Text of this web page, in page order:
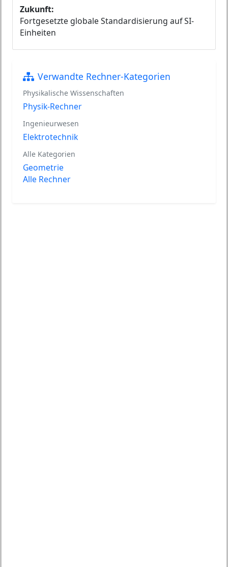
Zukunft:
Fortgesetzte globale Standardisierung auf SI-
Einheiten
Verwandte Rechner-Kategorien
Physikalische Wissenschaften
Physik-Rechner
Ingenieurwesen
Elektrotechnik
Alle Kategorien
Geometrie
Alle Rechner